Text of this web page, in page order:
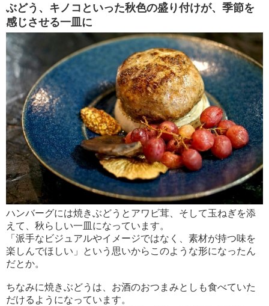
ぶどう、キノコといった秋色の盛り付けが、季節を
感じさせる一皿に
ハンバーグには焼きぶどうとアワビ茸、そして玉ねぎを添
えて、秋らしい一皿になっています。
「派手なビジュアルやイメージではなく、素材が持つ味を
楽しんでほしい」という思いからこのような形になったん
だとか。
ちなみに焼きぶどうは、お酒のおつまみとしも食べていた
だけるようになっています。